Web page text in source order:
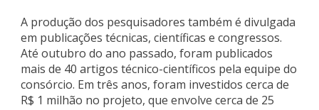
A produção dos pesquisadores também é divulgada
em publicações técnicas, científicas e congressos.
Até outubro do ano passado, foram publicados
mais de 40 artigos técnico-científicos pela equipe do
consórcio. Em três anos, foram investidos cerca de
R$ 1 milhão no projeto, que envolve cerca de 25